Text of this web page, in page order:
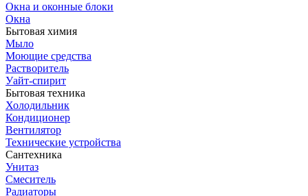
Окна и оконные блоки
Окна
Бытовая химия
Мыло
Моющие средства
Растворитель
Уайт-спирит
Бытовая техника
Холодильник
Кондиционер
Вентилятор
Технические устройства
Сантехника
Унитаз
Смеситель
Радиаторы